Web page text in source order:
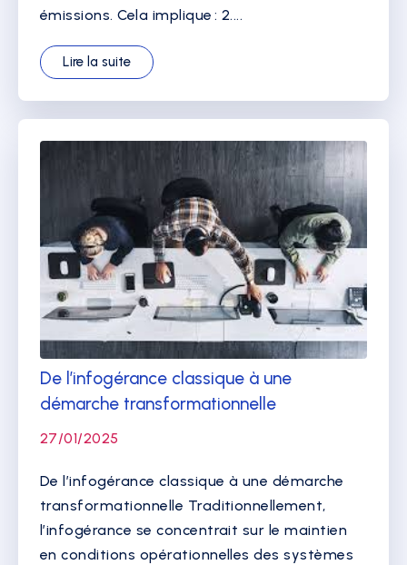
émissions. Cela implique : 2....
Lire la suite
De l’infogérance classique à une
démarche transformationnelle
27/01/2025
De l’infogérance classique à une démarche
transformationnelle Traditionnellement,
l’infogérance se concentrait sur le maintien
en conditions opérationnelles des systèmes